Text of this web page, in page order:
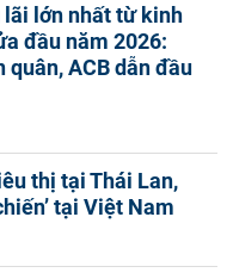
lãi lớn nhất từ kinh
đầu năm 2026:
ACB dẫn đầu
thị tại Thái Lan,
tại Việt Nam